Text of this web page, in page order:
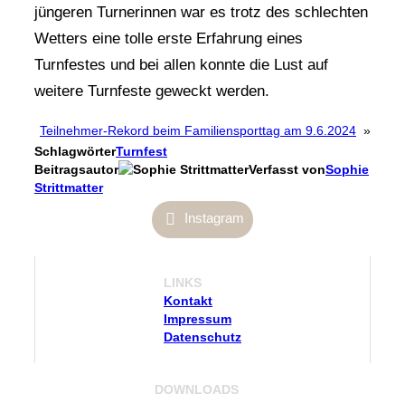
jüngeren Turnerinnen war es trotz des schlechten
Wetters eine tolle erste Erfahrung eines
Turnfestes und bei allen konnte die Lust auf
weitere Turnfeste geweckt werden.
Teilnehmer-Rekord beim Familiensporttag am 9.6.2024 »
SchlagwörterTurnfest
Beitragsautor
Verfasst vonSophie
Strittmatter
Instagram
LINKS
Kontakt
Impressum
Datenschutz
DOWNLOADS